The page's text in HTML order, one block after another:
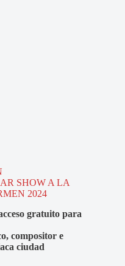
SHOW A LA
2024
gratuito para
compositor e
ciudad